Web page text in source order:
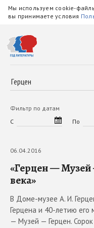
Мы используем cookie-
вы принимаете условия
Фильтр по датам
С
По
06.04.2016
«Герцен — Музей
века»
В Доме-музее А. И.
Герцена и 40-летию его
— Музей — Герцен. Сорок